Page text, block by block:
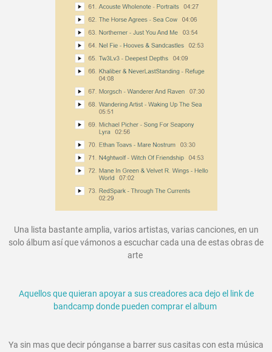
Una lista bastante amplia, varios artistas, varias canciones, en un
solo álbum así que vámonos a escuchar cada una de estas obras de
arte
Aquellos que quieran apoyar a sus creadores aca dejo el link de
bandcamp donde pueden comprar el album
Ya sin mas que decir pónganse a barrer sus casitas con esta música